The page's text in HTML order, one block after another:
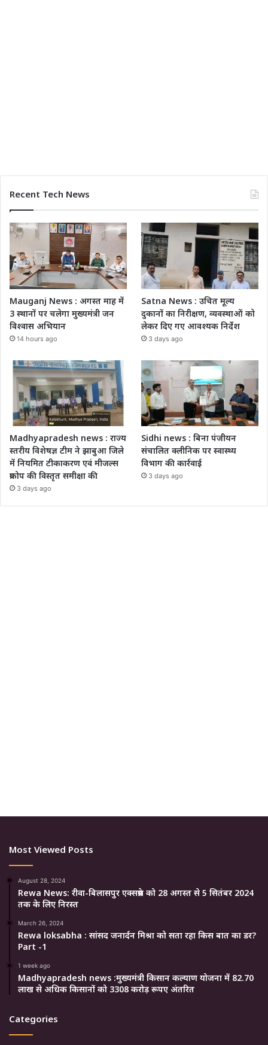
Recent Tech News
Mauganj News : अगस्त माह में
3 स्थानों पर चलेगा मुख्यमंत्री जन
विश्वास अभियान
14 hours ago
Satna News : उचित मूल्य
दुकानों का निरीक्षण, व्यवस्थाओं को
लेकर दिए गए आवश्यक निर्देश
3 days ago
Madhyapradesh news : राज्य
स्तरीय विशेषज्ञ टीम ने झाबुआ जिले
में नियमित टीकाकरण एवं मीजल्स
प्रकोप की विस्तृत समीक्षा की
3 days ago
Sidhi news : बिना पंजीयन
संचालित क्लीनिक पर स्वास्थ्य
विभाग की कार्रवाई
3 days ago
Most Viewed Posts
August 28, 2024
Rewa News: रीवा-बिलासपुर एक्सप्रेस को 28 अगस्त से 5 सितंबर 2024
तक के लिए निरस्त
March 26, 2024
Rewa loksabha : सांसद जनार्दन मिश्रा को सता रहा किस बात का डर?
Part -1
1 week ago
Madhyapradesh news :मुख्यमंत्री किसान कल्याण योजना में 82.70
लाख से अधिक किसानों को 3308 करोड़ रूपए अंतरित
Categories